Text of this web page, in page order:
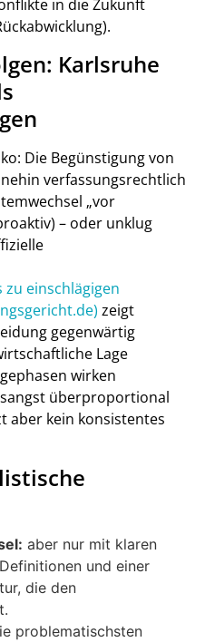
in die Zukunft
Karlsruhe
Die Begünstigung von
verfassungsrechtlich
„vor
– oder unklug
einschlägigen
zeigt
gegenwärtig
Lage
wirken
überproportional
aber kein konsistentes
aber nur mit klaren
und einer
die den
problematischsten